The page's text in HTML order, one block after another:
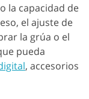
la capacidad de
el ajuste de
la grúa o el
pueda
, accesorios